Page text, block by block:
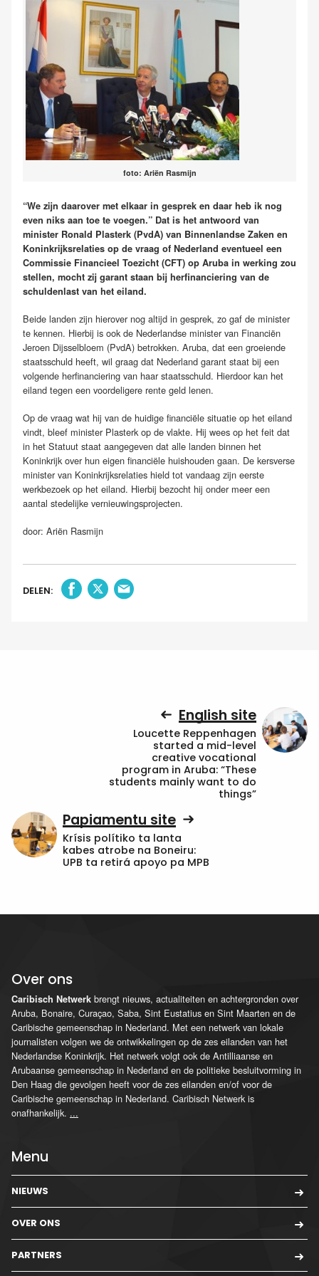
foto: Ariën Rasmijn
“We zijn daarover met elkaar in gesprek en daar heb ik nog
even niks aan toe te voegen.” Dat is het antwoord van
minister Ronald Plasterk (PvdA) van Binnenlandse Zaken en
Koninkrijksrelaties op de vraag of Nederland eventueel een
Commissie Financieel Toezicht (CFT) op Aruba in werking zou
stellen, mocht zij garant staan bij herfinanciering van de
schuldenlast van het eiland.
Beide landen zijn hierover nog altijd in gesprek, zo gaf de minister
te kennen. Hierbij is ook de Nederlandse minister van Financiën
Jeroen Dijsselbloem (PvdA) betrokken. Aruba, dat een groeiende
staatsschuld heeft, wil graag dat Nederland garant staat bij een
volgende herfinanciering van haar staatsschuld. Hierdoor kan het
eiland tegen een voordeligere rente geld lenen.
Op de vraag wat hij van de huidige financiële situatie op het eiland
vindt, bleef minister Plasterk op de vlakte. Hij wees op het feit dat
in het Statuut staat aangegeven dat alle landen binnen het
Koninkrijk over hun eigen financiële huishouden gaan. De kersverse
minister van Koninkrijksrelaties hield tot vandaag zijn eerste
werkbezoek op het eiland. Hierbij bezocht hij onder meer een
aantal stedelijke vernieuwingsprojecten.
door: Ariën Rasmijn
DELEN:
English site
Loucette Reppenhagen
started a mid-level
creative vocational
program in Aruba: “These
students mainly want to do
things”
Papiamentu site
Krísis polítiko ta lanta
kabes atrobe na Boneiru:
UPB ta retirá apoyo pa MPB
Over ons
Caribisch Netwerk brengt nieuws, actualiteiten en achtergronden over
Aruba, Bonaire, Curaçao, Saba, Sint Eustatius en Sint Maarten en de
Caribische gemeenschap in Nederland. Met een netwerk van lokale
journalisten volgen we de ontwikkelingen op de zes eilanden van het
Nederlandse Koninkrijk. Het netwerk volgt ook de Antilliaanse en
Arubaanse gemeenschap in Nederland en de politieke besluitvorming in
Den Haag die gevolgen heeft voor de zes eilanden en/of voor de
Caribische gemeenschap in Nederland. Caribisch Netwerk is
onafhankelijk. ...
Menu
NIEUWS
OVER ONS
PARTNERS